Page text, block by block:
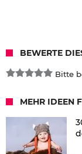
BEWERTE
Bitte
MEHR IDEEN